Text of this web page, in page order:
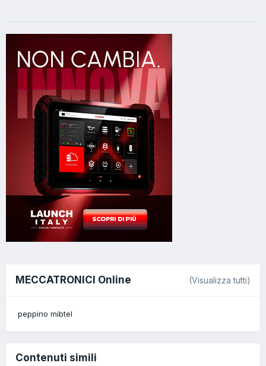
MECCATRONICI Online (Visualizza tutti)
peppino mibtel
Contenuti simili